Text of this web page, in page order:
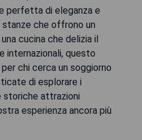
perfetta di eleganza e
stanze che offrono un
cucina che delizia il
internazionali, questo
chi cerca un soggiorno
di esplorare i
attrazioni
esperienza ancora più